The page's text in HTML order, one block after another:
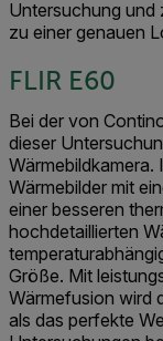
Untersuchung und
zu einer genauen
FLIR E60
Bei der von
dieser
Wärmebilder mit
einer besseren
hochdetaillierten
Größe. Mit
Wärmefusion wird
als das perfekte